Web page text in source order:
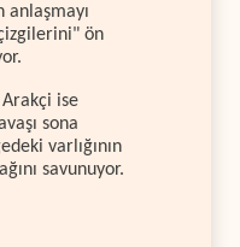
ön
Arakçi ise
sona
varlığının
savunuyor.